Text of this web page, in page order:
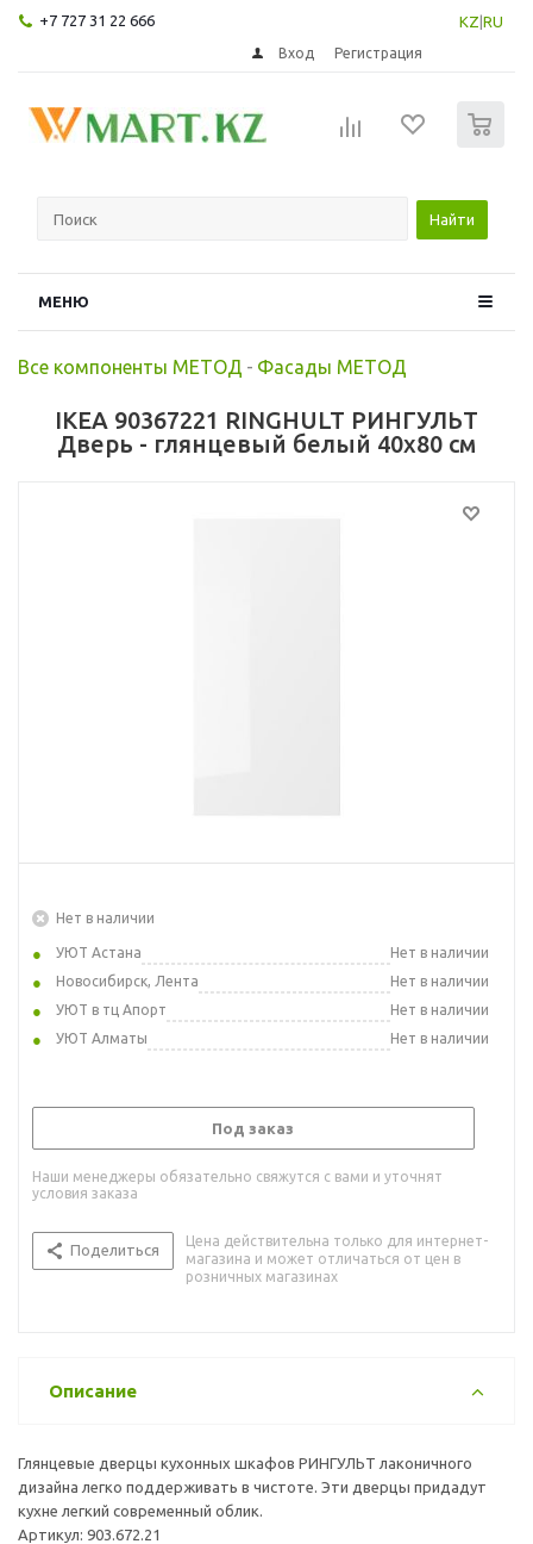
+7 727 31 22 666 KZ RU
Вход Регистрация
Найти
МЕНЮ
Все компоненты МЕТОД - Фасады МЕТОД
IKEA 90367221 RINGHULT РИНГУЛЬТ
Дверь - глянцевый белый 40x80 см
Нет в наличии
УЮТ Астана
Нет в наличии
Новосибирск, Лента
Нет в наличии
УЮТ в тц Апорт
Нет в наличии
УЮТ Алматы
Нет в наличии
Под заказ
Наши менеджеры обязательно свяжутся с вами и уточнят
условия заказа
Поделиться
Цена действительна только для интернет-
магазина и может отличаться от цен в
розничных магазинах
Описание
Глянцевые дверцы кухонных шкафов РИНГУЛЬТ лаконичного
дизайна легко поддерживать в чистоте. Эти дверцы придадут
кухне легкий современный облик.
Артикул: 903.672.21